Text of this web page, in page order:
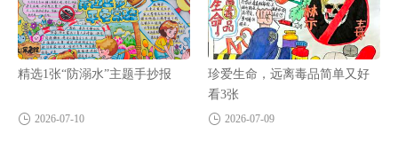
精选1张“防溺水”主题手抄报
2026-07-10
珍爱生命，远离毒品简单又好
看3张
2026-07-09